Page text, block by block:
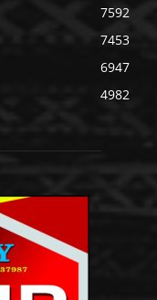
7592
7453
6947
4982